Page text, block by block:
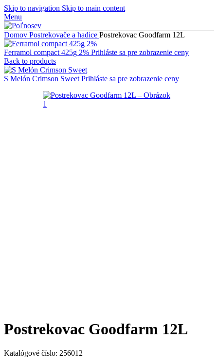
Skip to navigation Skip to main content
Menu
Domov Postrekovače a hadice Postrekovac Goodfarm 12L
Ferramol compact 425g 2% Prihláste sa pre zobrazenie ceny
Back to products
S Melón Crimson Sweet Prihláste sa pre zobrazenie ceny
Postrekovac Goodfarm 12L
Katalógové číslo: 256012